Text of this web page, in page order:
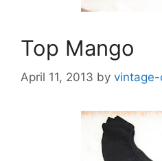
Top Mango
April 11, 2013 by vintage-